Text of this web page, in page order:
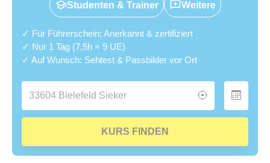
Studenten & Trainer Weitere
✓ Für Führerschein: Anerkannt & zertifiziert
✓ Nur 1 Tag (7,5h = 9 UE)
✓ Auf Wunsch: Sehtest & Passbilder vor Ort
KURS FINDEN